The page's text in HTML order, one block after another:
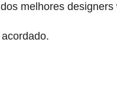
melhores